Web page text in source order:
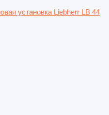
установка Liebherr LB 44